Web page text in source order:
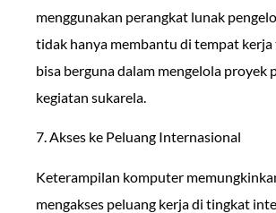
menggunakan perangkat lunak
tidak hanya membantu di tempat
bisa berguna dalam mengelola proyek
kegiatan sukarela.
7. Akses ke Peluang Internasional
Keterampilan komputer
mengakses peluang kerja di tingkat